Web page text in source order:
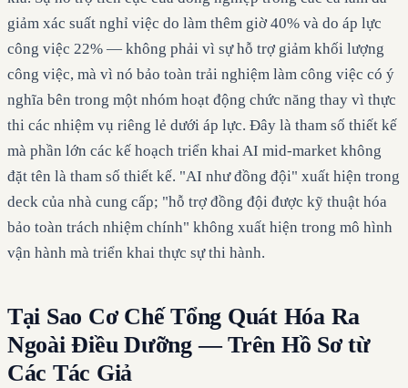
giảm xác suất nghỉ việc do làm thêm giờ 40% và do áp lực
công việc 22% — không phải vì sự hỗ trợ giảm khối lượng
công việc, mà vì nó bảo toàn trải nghiệm làm công việc có ý
nghĩa bên trong một nhóm hoạt động chức năng thay vì thực
thi các nhiệm vụ riêng lẻ dưới áp lực. Đây là tham số thiết kế
mà phần lớn các kế hoạch triển khai AI mid-market không
đặt tên là tham số thiết kế. "AI như đồng đội" xuất hiện trong
deck của nhà cung cấp; "hỗ trợ đồng đội được kỹ thuật hóa
bảo toàn trách nhiệm chính" không xuất hiện trong mô hình
vận hành mà triển khai thực sự thi hành.
Tại Sao Cơ Chế Tổng Quát Hóa Ra
Ngoài Điều Dưỡng — Trên Hồ Sơ từ
Các Tác Giả